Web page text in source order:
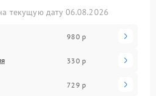
текущую дату 06.08.2026
980 р
330 р
729 р